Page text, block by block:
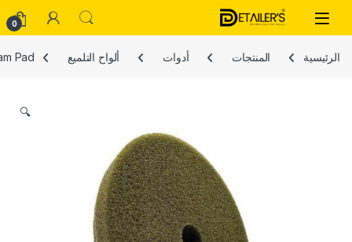
Skip to navigation
Skip to content
Open
0
الرئيسية المنتجات أدوات ألواح التلميع Pad
🔍